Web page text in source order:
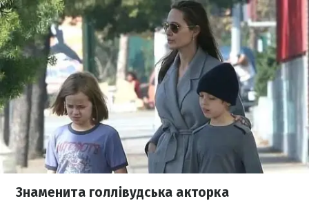
Знаменита голлівудська акторка